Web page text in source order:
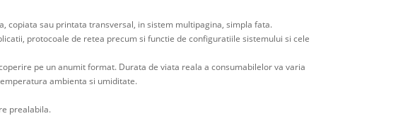
copiata sau printata transversal, in sistem multipagina, simpla fata.
protocoale de retea precum si functie de configuratiile sistemului si cele
pe un anumit format. Durata de viata reala a consumabilelor va varia
ambienta si umiditate.
prealabila.